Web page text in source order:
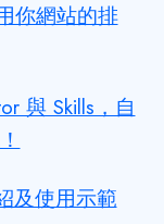
你網站的排
與 Skills，自
及使用示範